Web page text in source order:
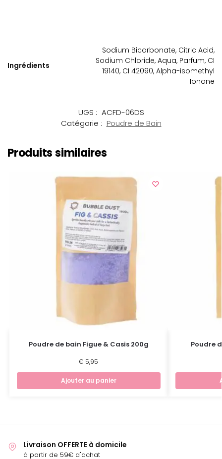
Ingrédients
Sodium Bicarbonate, Citric Acid,
Sodium Chloride, Aqua, Parfum, CI
19140, CI 42090, Alpha-isomethyl
Ionone
UGS : ACFD-06DS
Catégorie : Poudre de Bain
Produits similaires
Poudre de bain Figue & Casis 200g
€ 5,95
Ajouter au panier
Poudre
Livraison OFFERTE à domicile
à partir de 59€ d'achat